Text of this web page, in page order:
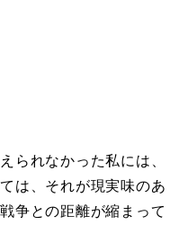
られなかった私には、
は、それが現実味のあ
争との距離が縮まって